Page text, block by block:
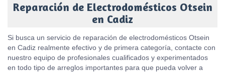
Reparación de Electrodomésticos Otsein
en Cadiz
Si busca un servicio de reparación de electrodomésticos Otsein
en Cadiz realmente efectivo y de primera categoría, contacte con
nuestro equipo de profesionales cualificados y experimentados
en todo tipo de arreglos importantes para que pueda volver a